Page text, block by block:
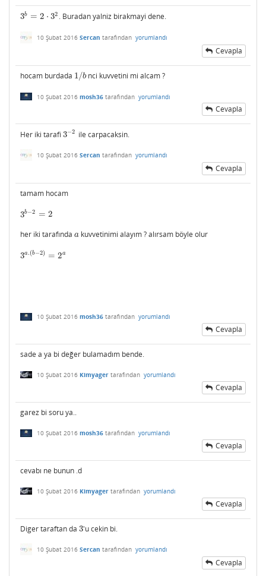
3b = 2 ⋅ 32
3b =2 32 . Buradan yalniz birakmayi dene.
10 Şubat 2016 Sercan tarafından yorumlandı
Cevapla
hocam burdada 1/b
1/bnci kuvvetini mi alcam ?
10 Şubat 2016 mosh36 tarafından yorumlandı
Cevapla
Her iki tarafi 3−2
3−2 ile carpacaksin.
10 Şubat 2016 Sercan tarafından yorumlandı
Cevapla
tamam hocam
3b−2 = 2
3b−2 =2
her iki tarafında a
a kuvvetinimi alayım ? alırsam böyle olur
3a.(b−2) = 2a
3a.(b−2 =2 a
10 Şubat 2016 mosh36 tarafından yorumlandı
Cevapla
sade a ya bi değer bulamadım bende.
10 Şubat 2016 Kimyager tarafından yorumlandı
Cevapla
garez bi soru ya..
10 Şubat 2016 mosh36 tarafından yorumlandı
Cevapla
cevabı ne bunun .d
10 Şubat 2016 Kimyager tarafından yorumlandı
Cevapla
Diger taraftan da 3
3'u cekin bi.
10 Şubat 2016 Sercan tarafından yorumlandı
Cevapla